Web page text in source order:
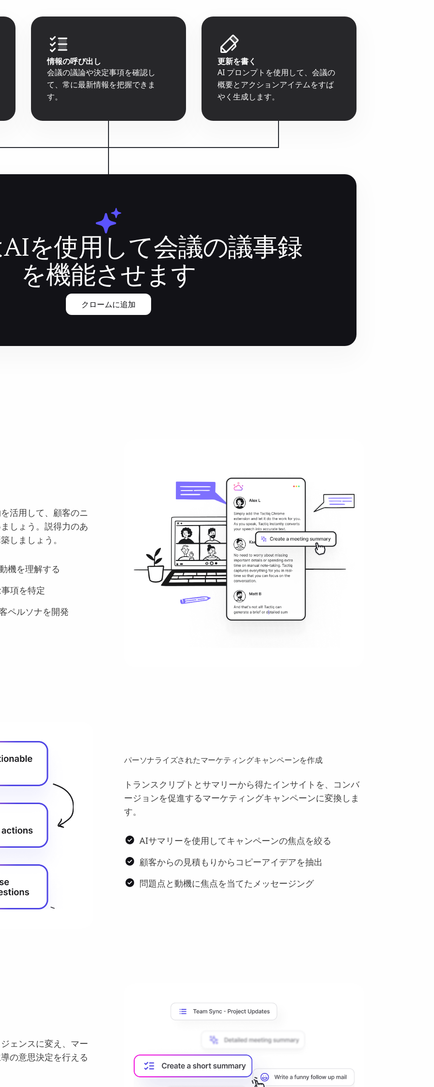
情報の呼び出し
会議の議論や決定事項を確認し
て、常に最新情報を把握できま
す。
更新を書く
AI プロンプトを使用して、会議の
概要とアクションアイテムをすば
やく生成します。
AIを使用して会議の議事録
を機能させます
クロームに追加
活用して、顧客のニ
しょう。説得力のあ
しましょう。
機を理解する
項を特定
ペルソナを開発
パーソナライズされたマーケティングキャンペーンを作成
トランスクリプトとサマリーから得たインサイトを、コンバ
ージョンを促進するマーケティングキャンペーンに変換しま
す。
AIサマリーを使用してキャンペーンの焦点を絞る
顧客からの見積もりからコピーアイデアを抽出
問題点と動機に焦点を当てたメッセージング
ェンスに変え、マー
の意思決定を行える